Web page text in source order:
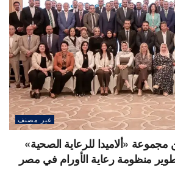
غير مصنف
مجموعة «ألاميدا للرعاية الصحية»
منظومة رعاية الأورام في مصر